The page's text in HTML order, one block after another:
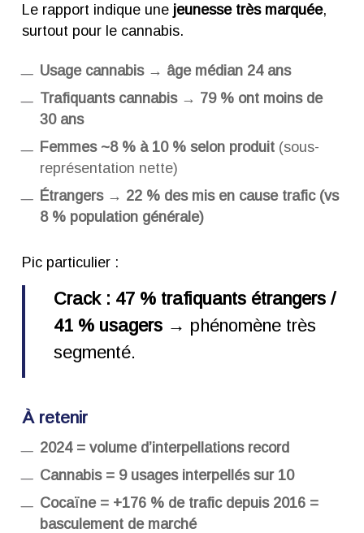
Le rapport indique une jeunesse très marquée,
surtout pour le cannabis.
Usage cannabis → âge médian 24 ans
Trafiquants cannabis → 79 % ont moins de
30 ans
Femmes ~8 % à 10 % selon produit(sous-
représentation nette)
Étrangers → 22 % des mis en cause trafic (vs
8 % population générale)
Pic particulier :
Crack : 47 % trafiquants étrangers /
41 % usagers → phénomène très
segmenté.
À retenir
2024 = volume d’interpellations record
Cannabis = 9 usages interpellés sur 10
Cocaïne = +176 % de trafic depuis 2016 =
basculement de marché